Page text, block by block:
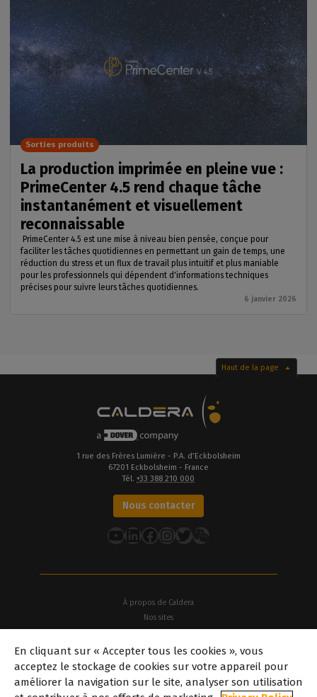
La production imprimée en pleine vue :
PrimeCenter 4.5 rend chaque tâche
instantanément et visuellement
reconnaissable
PrimeCenter 4.5 est une mise à niveau bien pensée, conçue pour
faciliter les tâches quotidiennes en permettant un gain de temps, une
réduction du stress et un flux de travail plus intuitif et plus maniable
pour les professionnels qui dépendent d'informations techniques
précises pour suivre leurs tâches quotidiennes.
6 janvier 2026
Sorties produits
Haut de la page
1 rue des Frères Lumière - P.A. d’Eckbolsheim
67201 Eckbolsheim - France
Tél. +33 388 210 000
Nous contacter
YouTube
LinkedIn
Facebook
Instagram
Twitter
À propos de Caldera
Nos sites
Offres d'emploi
Partenaires
caldera.com © 2026 — Tous droits réservés. Toutes les marques
En cliquant sur « Accepter tous les cookies », vous
acceptez le stockage de cookies sur votre appareil pour
améliorer la navigation sur le site, analyser son utilisation